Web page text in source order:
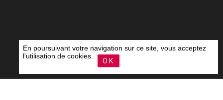
En poursuivant votre navigation sur ce site, vous acceptez
l'utilisation de cookies.
OK